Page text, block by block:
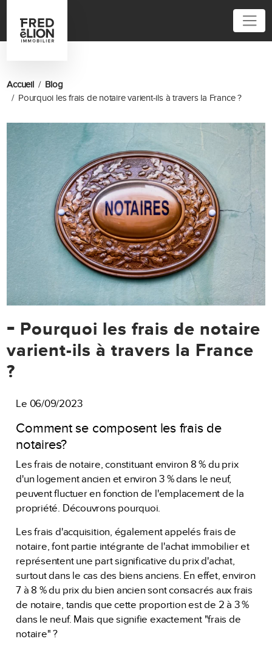
01 83 64 80 00
Accueil
Blog
Pourquoi les frais de notaire varient-ils à travers la France ?
- Pourquoi les frais de notaire
varient-ils à travers la France
?
Le 06/09/2023
Comment se composent les frais de
notaires?
Les frais de notaire, constituant environ 8 % du prix
d'un logement ancien et environ 3 % dans le neuf,
peuvent fluctuer en fonction de l'emplacement de la
propriété. Découvrons pourquoi.
Les frais d'acquisition, également appelés frais de
notaire, font partie intégrante de l'achat immobilier et
représentent une part significative du prix d'achat,
surtout dans le cas des biens anciens. En effet, environ
7 à 8 % du prix du bien ancien sont consacrés aux frais
de notaire, tandis que cette proportion est de 2 à 3 %
dans le neuf. Mais que signifie exactement "frais de
notaire" ?